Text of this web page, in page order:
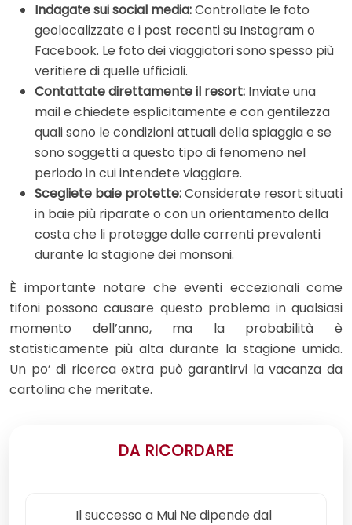
Indagate sui social media:Controllate le foto
geolocalizzate e i post recenti su Instagram o
Facebook. Le foto dei viaggiatori sono spesso più
veritiere di quelle ufficiali.
Contattate direttamente il resort: Inviate una
mail e chiedete esplicitamente e con gentilezza
quali sono le condizioni attuali della spiaggia e se
sono soggetti a questo tipo di fenomeno nel
periodo in cui intendete viaggiare.
Scegliete baie protette:Considerate resort situati
in baie più riparate o con un orientamento della
costa che li protegge dalle correnti prevalenti
durante la stagione dei monsoni.
È importante notare che eventi eccezionali come
tifoni possono causare questo problema in qualsiasi
momento dell’anno, ma la probabilità è
statisticamente più alta durante la stagione umida.
Un po’ di ricerca extra può garantirvi la vacanza da
cartolina che meritate.
DA RICORDARE
Il successo a Mui Ne dipende dal